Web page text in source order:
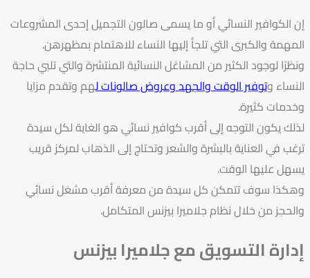
إن الكوافير النسائي أو ما يسمى صالون التجميل إحدى المشروعات
المهمة والكبرى التي تلجأ إليها النساء للاهتمام بمظهرهن.
ونظرًا لوجود الكثير من المشاغل النسائية المنتشرة والتي تلبي حاجة
النساء وتوفير الوقت والجهد وعروض صالونات لهم وتقدم مزايا
وخدمات كثيرة.
لذلك يكون التوجه إلى أقرب كوافير نسائي هو الغاية لكل سيدة
ترغب في العناية بالبشرة والشعر وتحتاج إلى الذهاب لمركز قريب
يسهل عليها الوقت.
وهكذا سوف تتمكن كل سيدة من معرفة أقرب مشغل نسائي
والحجز من خلال نظام جلاميرا بيزنس المتكامل.
إدارة التسويق مع جلاميرا بيزنس